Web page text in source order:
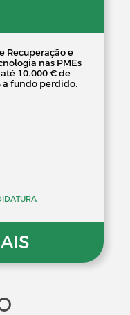
Recuperação e
nas PMEs
10.000 € de
a fundo perdido.